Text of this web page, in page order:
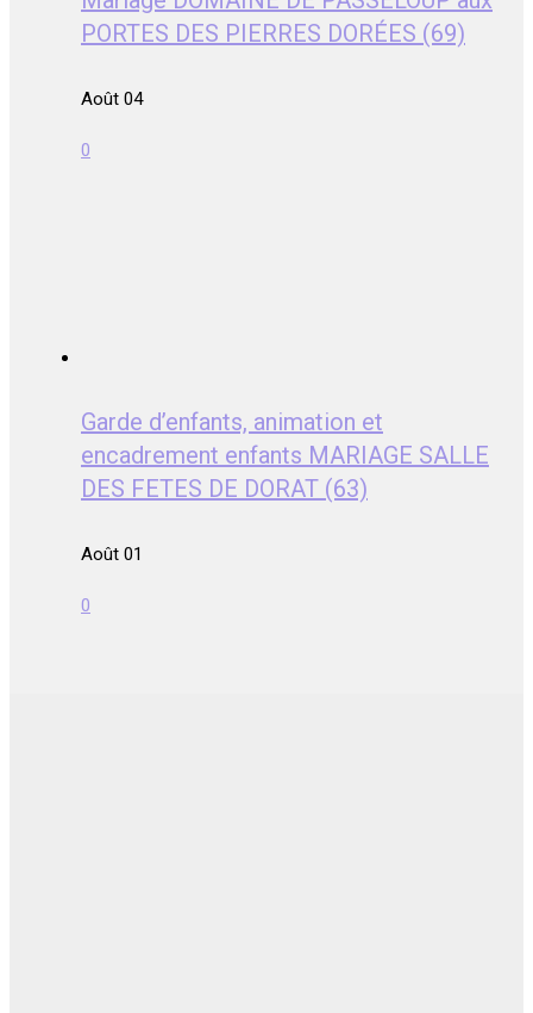
PORTES DES PIERRES DORÉES (69)
Août 04
0
Garde d’enfants, animation et
encadrement enfants MARIAGE SALLE
DES FETES DE DORAT (63)
Août 01
0